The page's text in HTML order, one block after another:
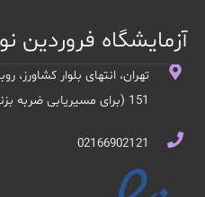
آزمایشگاه فروردین
تهران، انتهای بلوار کشاورز،
151 (برای مسیریابی ضربه بزنید)
02166902121